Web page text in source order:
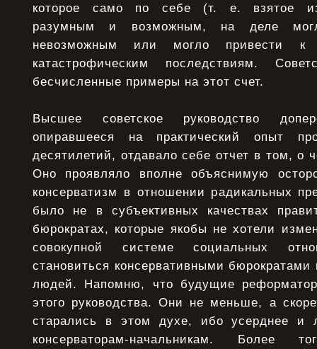
которое само по себе (т. е. взятое
разумным и возможным, на деле
невозможным или могло привести
катастрофическим последствиям.
бесчисленные примеры на этот счет.
Высшее советское руководство
опиравшееся на практический опыт
десятилетий, отдавало себе отчет в том, о
Оно проявляло вполне объяснимую
консерватизм в отношении радикальных
было не в субъективных качествах
бюрократах, которые якобы не хотели
совокупной системе социальных
становиться консервативными
людей. Напомню, что будущие
этого руководства. Они не меньше, а
старались в этом духе, ибо усерднее и
консерваторам-начальникам. Более